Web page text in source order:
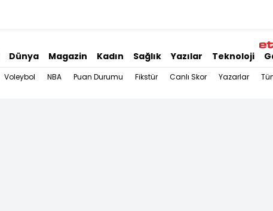
Dünya Magazin Kadın Sağlık Yazılar Teknoloji
Voleybol NBA Puan Durumu Fikstür Canlı Skor Yazarlar